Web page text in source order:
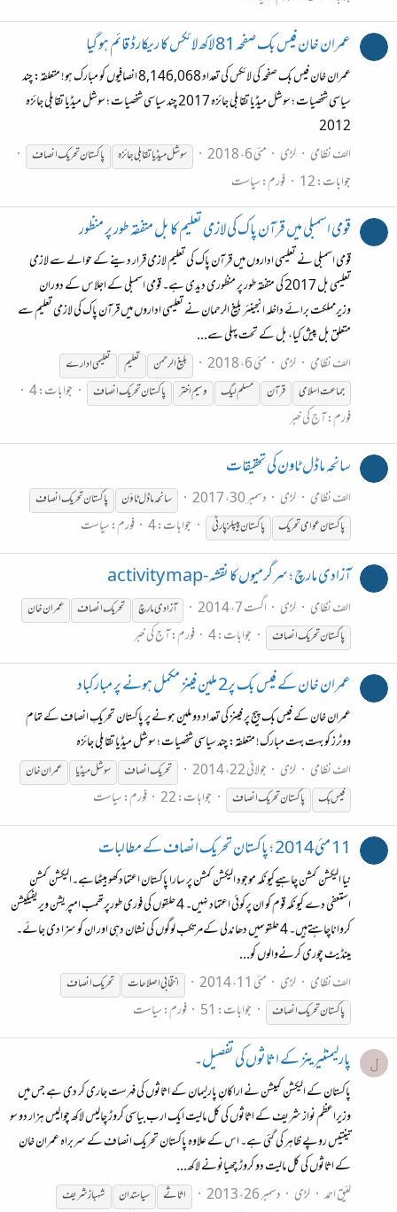
عمران خان فیس بک صفحہ 81 لاکھ لائکس کا ریکارڈ قائم ہو گیا
عمران خان فیس بک صفحہ کی لائکس کی تعداد 8,146,068 انصافیوں کو مبارک ہو! متعلقہ: چند
سیاسی شخصیات ؛ سوشل میڈیا تقابلی جائزہ 2017 چند سیاسی شخصیات ؛ سوشل میڈیا تقابلی جائزہ
2012
الف نظامی
لڑی مئی 6، 2018 سوشل میڈیا تقابلی جائزہ پاکستانتحریکانصاف
جوابات: 12 فورم:سیاست
قومی اسمبلی میں قرآن پاک كی لازمی تعلیم كا بل متفقہ طور پر منظور
قومی اسمبلی نے تعلیمی اداروں میں قرآن پاک کی تعلیم لازمی قرار دینے کے حوالے سے لازمی
تعلیمی بل 2017 کی متفقہ طور پر منظوری دیدی ہے۔ قومی اسمبلی کے اجلاس کے دوران
وزیرمملکت برائے داخلہ انجینئر بلیغ الرحمان نے تعلیمی اداروں میں قرآن پاک کی لازمی تعلیم سے
متعلق بل پیش کیا، بل کے تحت پہلی سے...
الف نظامی
لڑی مئی 6، 2018 بلیغ الرحمن تعلیم
تعلیمی ادارے
جماعت اسلامی
قرآن مسلم لیگ وسیم اختر پاکستانتحریکانصاف
جوابات: 4
فورم:آج کی خبر
سانحہ ماڈل ٹاون کی تحقیقات
الف نظامی لڑی دسمبر 30، 2017 سانحہ ماڈل ٹاؤن پاکستانتحریکانصاف
پاکستانعوامیتحریک پاکستانپیپلز پارٹی جوابات: 4 فورم:سیاست
آزادی مارچ ؛ سرگرمیوں کا نقشہ -activity map
الف نظامی لڑی اگست 7، 2014 آزادی مارچ تحریکانصاف
عمران خان
پاکستانتحریکانصاف جوابات: 4 فورم:آج کی خبر
عمران خان کے فیس بک پر2 ملین فینز مکمل ہونے پر مبارکباد
عمران خان کے فیس بک پیج پر فینز کی تعداد دو ملین ہونے پر پاکستان تحریکِ انصاف کے تمام
ووٹرز کو بہت بہت مبارک! متعلقہ: چند سیاسی شخصیات ؛ سوشل میڈیا تقابلی جائزہ
الف نظامی
لڑی جولائی 22، 2014 تحریکانصاف سوشل میڈیا
عمران خان
فیس بک
پاکستانتحریکانصاف جوابات: 22 فورم:سیاست
11 مئی 2014 ؛ پاکستان تحریک انصاف کے مطالبات
نیا الیکشن کمشن چاہیےکیونکہ موجود الیکشن کمشن پر سارا پاکستان اعتمادکھوبیٹھاہے۔الیکشن کمشن
استعفی دے کیونکہ قوم کو ان پرکوئی اعتماد نہیں۔ 4 حلقوں کی فوری طورپرتھمب امپریشن ویریفیکیشن
کرواناچاہتےہیں۔ 4 حلقوںمیں دھاندلی کےمرتکب لوگوں کی نشان دہی اور ان کو سزا دی جائے۔
مینڈیٹ چوری کرنےوالوں کو...
الف نظامی
لڑی مئی 11، 2014 انتخابی اصلاحات تحریکانصاف
پاکستانتحریکانصاف جوابات: 51 فورم:سیاست
ل پارلیمنٹیرینز کے اثاثوں کی تفصیل۔
پاکستان کے الیکشن کمیشن نے اراکانِ پارلیمان کے اثاثوں کی فہرست جاری کر دی ہے جس میں
وزیراعظم نواز شریف کے اثاثوں کی کل مالیت ایک ارب بیاسی کروڑ چالیس لاکھ چوالیس ہزار دو سو
تینتیس روپے ظاہر کی گئی ہے۔ اس کے علاوہ پاکستان تحریک انصاف کے سربراہ عمران خان
کے اثاثوں کی کل مالیت دو کروڑ چھیانونے لاکھ...
لئیق احمد لڑی دسمبر 26، 2013 اثاثے سیاستدان
شہبازشریف